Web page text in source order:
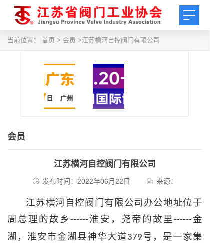
当前位置： 首页 > 会员 >江苏横河自控阀门有限公司
会员
江苏横河自控阀门有限公司
发布时间：2022年06月22日 来源：
江苏横河自控阀门有限公司办公地址位于
周总理的故乡------淮安，尧帝的故里 ------金
湖，淮安市金湖县神华大道379号，是一家集